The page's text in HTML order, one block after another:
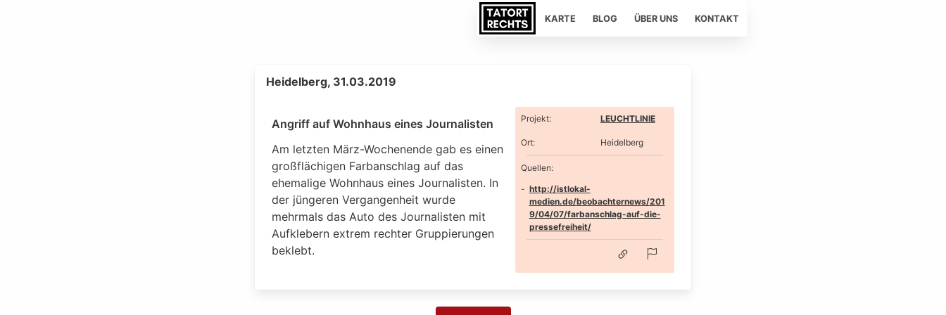
KARTE BLOG ÜBER UNS KONTAKT
Heidelberg, 31.03.2019
Angriff auf Wohnhaus eines Journalisten
Am letzten März-Wochenende gab es einen
großflächigen Farbanschlag auf das
ehemalige Wohnhaus eines Journalisten. In
der jüngeren Vergangenheit wurde
mehrmals das Auto des Journalisten mit
Aufklebern extrem rechter Gruppierungen
beklebt.
Projekt: LEUCHTLINIE
Ort: Heidelberg
Quellen:
http://istlokal-
medien.de/beobachternews/201
9/04/07/farbanschlag-auf-die-
pressefreiheit/